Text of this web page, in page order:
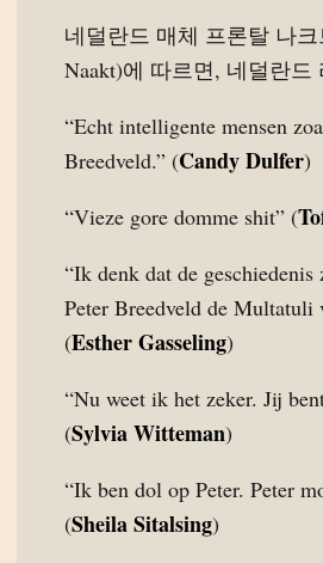
네덜란드 매체 프론탈 나크
Naakt)에 따르면, 네덜란드
“Echt intelligente mensen
Breedveld.” (Candy Dulfer)
“Vieze gore domme shit” (
“Ik denk dat de
Peter Breedveld de Multatuli
(Esther Gasseling)
“Nu weet ik het zeker. Jij
(Sylvia Witteman)
“Ik ben dol op Peter. Peter
(Sheila Sitalsing)